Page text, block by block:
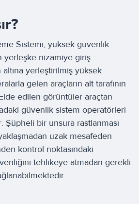
Sistemi; yüksek güvenlik
yerleşke nizamiye giriş
altına yerleştirilmiş yüksek
gelen araçların alt tarafının
edilen görüntüler araçtan
güvenlik sistem operatörleri
Şüpheli bir unsura rastlanması
uzak mesafeden
kontrol noktasındaki
tehlikeye atmadan gerekli